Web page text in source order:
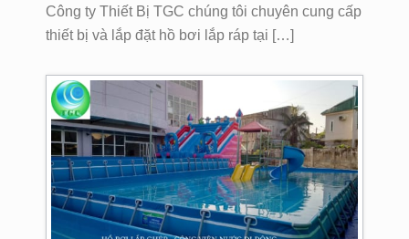
Công ty Thiết Bị TGC chúng tôi chuyên cung cấp
thiết bị và lắp đặt hồ bơi lắp ráp tại […]